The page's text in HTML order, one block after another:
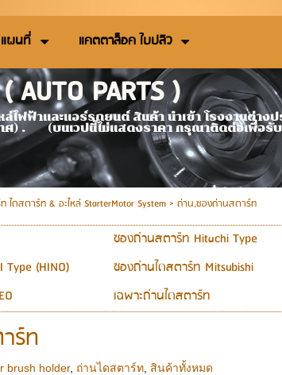
แผนที่ แคตตาล็อค ใบปลิว
AUTO PARTS )
ำหน่าย อะไหล่ไฟฟ้าและแอร์รถยนต์
) . (บนเวปนี้ไม่แสดงราคา กรุณาติดต่อเพื่อรับ
ดสตาร์ท & อะไหล่ StarterMotor System > ถ่าน,ซองถ่านสตาร์ท
ซองถ่านสตาร์ท Hitachi Type
Type (HINO)
ซองถ่านไดสตาร์ท Mitsubishi
เฉพาะถ่านไดสตาร์ท
ร์ท
brush holder, ถ่านไดสตาร์ท สินค้าทั้งหมด